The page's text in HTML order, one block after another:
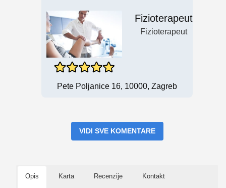
Fizioterapeut
Fizioterapeut
Pete Poljanice 16, 10000, Zagreb
VIDI SVE KOMENTARE
Opis Karta Recenzije Kontakt